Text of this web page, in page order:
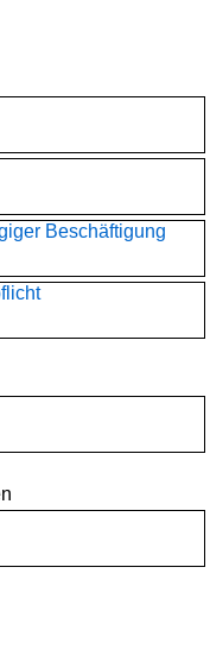
Beschäftigung